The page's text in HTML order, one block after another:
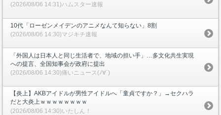
(2026/08/06 14:31)ハムスター速報
10代「ローゼンメイデンのアニメなんて知らない」8割
(2026/08/06 14:30)マジキチ速報
「外国人は日本人と同じ生活者で、地域の担い手」…多文化共生実現
への提言、全国知事会が政府に提出
(2026/08/06 14:30)痛いニュース(ﾉ∀`)
【炎上】AKBアイドルが男性アイドルへ「童貞ですか？」→セクハラ
だと大炎上ｗｗｗｗｗｗｗｗ
(2026/08/06 14:30)いたしん！